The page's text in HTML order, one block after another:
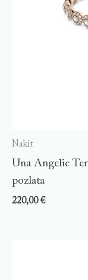
Nakit
Una Angelic
pozlata
220,00€